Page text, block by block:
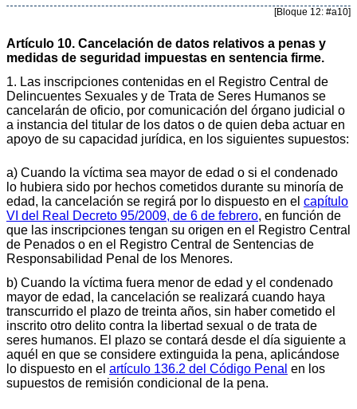
[Bloque 12: #a10]
Artículo 10. Cancelación de datos relativos a penas y
medidas de seguridad impuestas en sentencia firme.
1. Las inscripciones contenidas en el Registro Central de
Delincuentes Sexuales y de Trata de Seres Humanos se
cancelarán de oficio, por comunicación del órgano judicial o
a instancia del titular de los datos o de quien deba actuar en
apoyo de su capacidad jurídica, en los siguientes supuestos:
a) Cuando la víctima sea mayor de edad o si el condenado
lo hubiera sido por hechos cometidos durante su minoría de
edad, la cancelación se regirá por lo dispuesto en el capítulo
VI del Real Decreto 95/2009, de 6 de febrero, en función de
que las inscripciones tengan su origen en el Registro Central
de Penados o en el Registro Central de Sentencias de
Responsabilidad Penal de los Menores.
b) Cuando la víctima fuera menor de edad y el condenado
mayor de edad, la cancelación se realizará cuando haya
transcurrido el plazo de treinta años, sin haber cometido el
inscrito otro delito contra la libertad sexual o de trata de
seres humanos. El plazo se contará desde el día siguiente a
aquél en que se considere extinguida la pena, aplicándose
lo dispuesto en el artículo 136.2 del Código Penal en los
supuestos de remisión condicional de la pena.